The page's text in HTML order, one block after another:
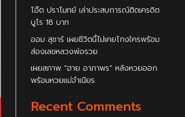
โอ๊ต ปราโมทย์ เล่าประสบการณ์ติดเครดิต
บูโร 18 บาท
ออม สุชาร์ เผยชีวิตนี้ไม่เคยโกงใครพร้อม
ส่องเลขหลวงพ่อรวย
เผยสภาพ “ฮาย อาภาพร” หลังหวยออก
พร้อมหวยแม่จำเนียร
Recent Comments